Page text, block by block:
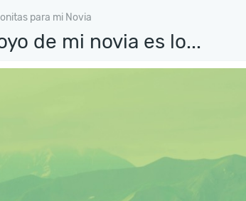
para mi Novia
de mi novia es lo...